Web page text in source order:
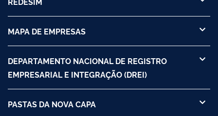
MAPA DE EMPRESAS
DEPARTAMENTO NACIONAL DE REGISTRO
EMPRESARIAL E INTEGRAÇÃO (DREI)
PASTAS DA NOVA CAPA